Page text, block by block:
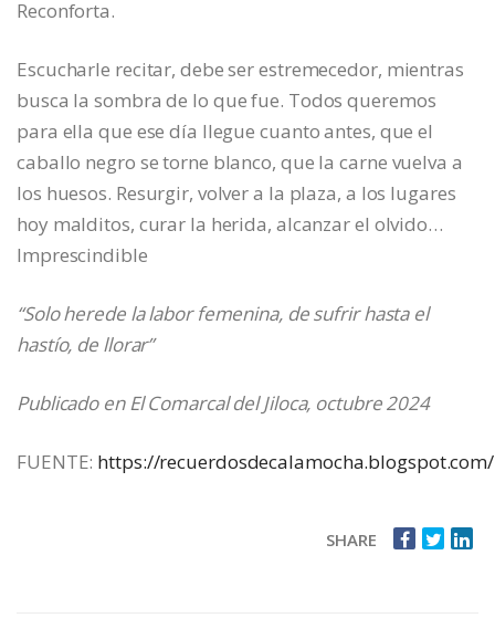
Reconforta.
Escucharle recitar, debe ser estremecedor, mientras
busca la sombra de lo que fue. Todos queremos
para ella que ese día llegue cuanto antes, que el
caballo negro se torne blanco, que la carne vuelva a
los huesos. Resurgir, volver a la plaza, a los lugares
hoy malditos, curar la herida, alcanzar el olvido…
Imprescindible
“Solo herede la labor femenina, de sufrir hasta el
hastío, de llorar”
Publicado en El Comarcal del Jiloca, octubre 2024
FUENTE: https://recuerdosdecalamocha.blogspot.com/
SHARE